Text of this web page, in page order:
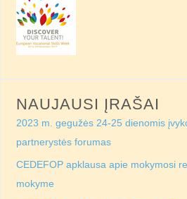
NAUJAUSI ĮRAŠAI
2023 m. gegužės 24-25 dienomis
partnerystės forumas
CEDEFOP apklausa apie mokymosi
mokyme